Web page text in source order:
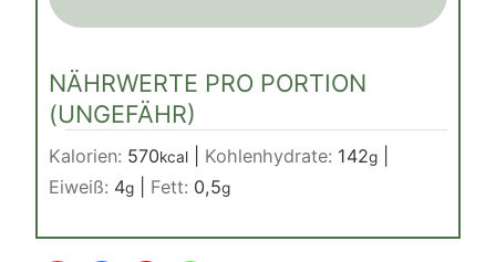
NÄHRWERTE PRO PORTION
(UNGEFÄHR)
Kalorien: 570kcal Kohlenhydrate: 142g
Eiweiß: 4g Fett: 0,5g